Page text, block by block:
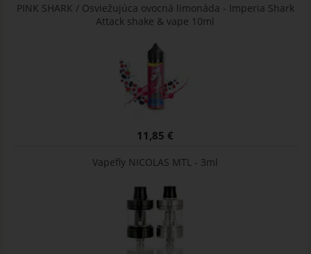
PINK SHARK / Osviežujúca ovocná limonáda - Imperia Shark
Attack shake & vape 10ml
11,85 €
Vapefly NICOLAS MTL - 3ml